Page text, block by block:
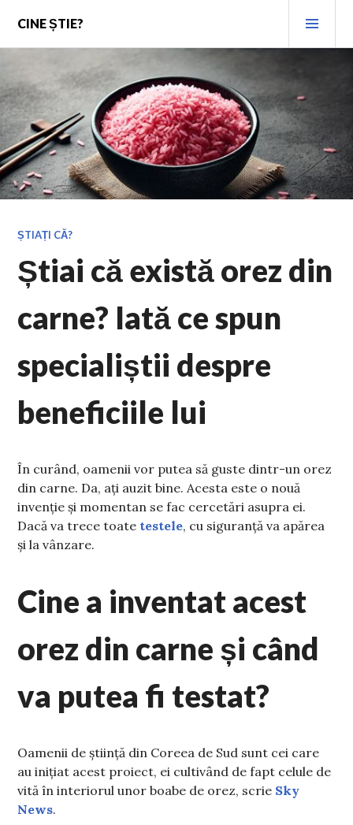
content
CINE ȘTIE?
ȘTIAȚI CĂ?
Știai că există orez din
carne? Iată ce spun
specialiștii despre
beneficiile lui
În curând, oamenii vor putea să guste dintr-un orez
din carne. Da, ați auzit bine. Acesta este o nouă
invenție și momentan se fac cercetări asupra ei.
Dacă va trece toate testele, cu siguranță va apărea
și la vânzare.
Cine a inventat acest
orez din carne și când
va putea fi testat?
Oamenii de știință din Coreea de Sud sunt cei care
au inițiat acest proiect, ei cultivând de fapt celule de
vită în interiorul unor boabe de orez, scrie Sky
News.